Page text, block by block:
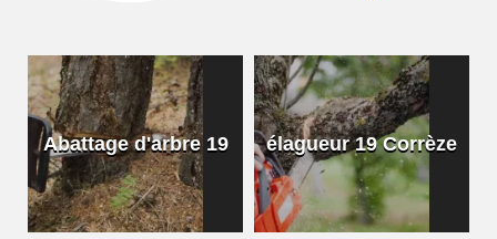
Abattage d'arbre 19 élagueur 19 Corrèze